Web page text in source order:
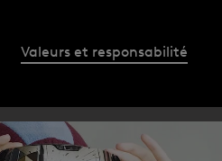
Valeurs et responsabilité